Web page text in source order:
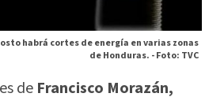
habrá cortes de energía en varias zonas
de Honduras. -Foto: TVC
de Francisco Morazán,